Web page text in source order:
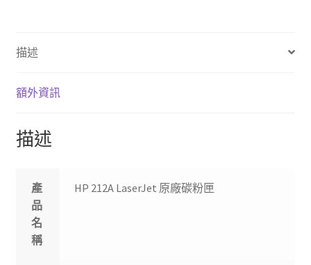
描述
額外資訊
描述
產
品
名
稱
HP 212A LaserJet 原廠碳粉匣